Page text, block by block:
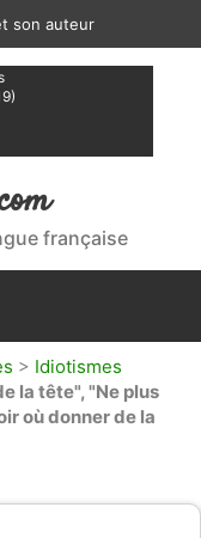
son auteur
française
> Idiotismes
la tête", "Ne plus
où donner de la